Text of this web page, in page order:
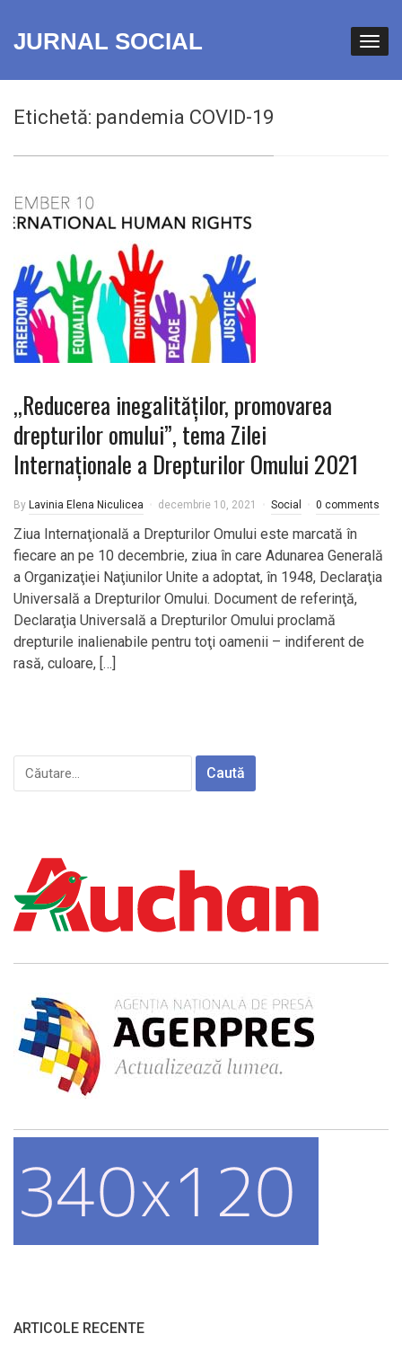
JURNAL SOCIAL
Etichetă: pandemia COVID-19
,,Reducerea inegalităților, promovarea
drepturilor omului”, tema Zilei
Internaţionale a Drepturilor Omului 2021
By Lavinia Elena Niculicea decembrie 10, 2021 Social 0 comments
Ziua Internaţională a Drepturilor Omului este marcată în
fiecare an pe 10 decembrie, ziua în care Adunarea Generală
a Organizaţiei Naţiunilor Unite a adoptat, în 1948, Declaraţia
Universală a Drepturilor Omului. Document de referinţă,
Declaraţia Universală a Drepturilor Omului proclamă
drepturile inalienabile pentru toţi oamenii – indiferent de
rasă, culoare, […]
Caută
după:
ARTICOLE RECENTE